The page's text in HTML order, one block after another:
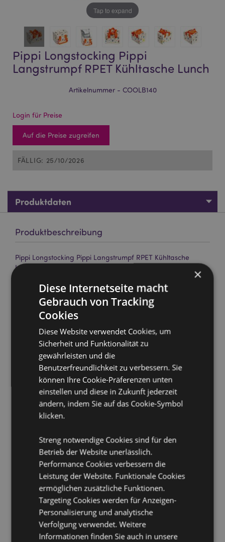
Tap to expand
Pippi Longstocking Pippi
Langstrumpf RPET Kühltasche Lunch
Artikelnummer - COOLB140
Login für Preise
Auf die Preise zugreifen
FÄLLIG: 25/10/2026
Produktdaten
Produktbeschreibung
Pippi Longstocking Pippi Langstrumpf RPET Kühltasche
Lunch
Material:
Recycelte Plastikflaschen RPET, Folie, EPE-
Schaum und Polypropylen-Gurtbandgriffe
Produktinformation:Isolierte Kühltasche mit
Reißverschluss und 2 Griffen. Hält Lebensmittel länger
warm oder kühl und bewahrt ihre Frische.
Wiederverwendbar:Ja
Öko-Nachweis:Hergestellt aus recycelten
Plastikflaschen.
Pflegehinweis:Nur mit einem feuchten Tuch
abwischen
Lizenz-Informationen:Dieses Produkt ist vollständig
lizenziert und kann weltweit verkauft werden.
Produkttressourcen:
Möchten Sie mehr über den Einkauf bei Puckator
erfahren?Dann lesen Sie unserenLeitfaden für
Kundeninformationen.
×
Diese Internetseite macht
Gebrauch von Tracking
Cookies
Diese Website verwendet Cookies, um
Sicherheit und Funktionalität zu
gewährleisten und die
Benutzerfreundlichkeit zu verbessern. Sie
können Ihre Cookie-Präferenzen unten
einstellen und diese in Zukunft jederzeit
ändern, indem Sie auf das Cookie-Symbol
klicken.
Streng notwendige Cookies sind für den
Betrieb der Website unerlässlich.
Performance Cookies verbessern die
Leistung der Website. Funktionale Cookies
ermöglichen zusätzliche Funktionen.
Targeting Cookies werden für Anzeigen-
Personalisierung und analytische
Verfolgung verwendet. Weitere
Informationen finden Sie auch in unsere